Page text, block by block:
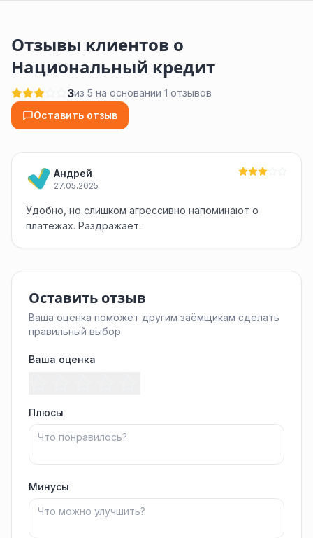
Отзывы клиентов о
Национальный кредит
3из 5 на основании 1 отзывов
Оставить отзыв
Андрей
27.05.2025
Удобно, но слишком агрессивно напоминают о
платежах. Раздражает.
Оставить отзыв
Ваша оценка поможет другим заёмщикам сделать
правильный выбор.
Ваша оценка
Плюсы
Минусы